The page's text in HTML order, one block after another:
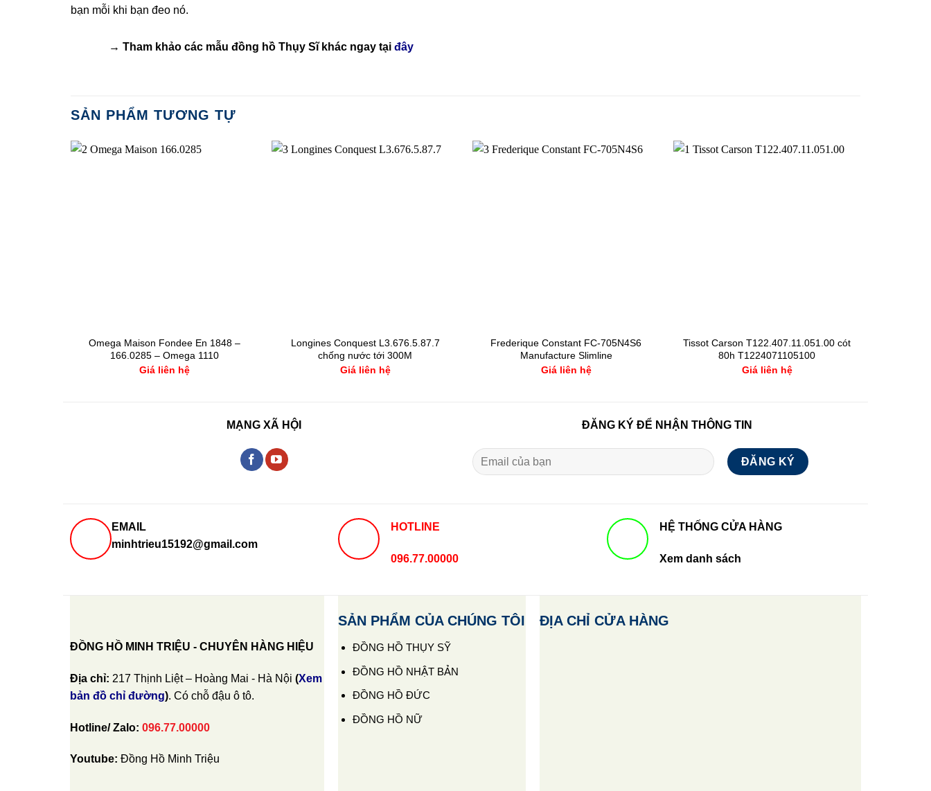
bạn mỗi khi bạn đeo nó.
→ Tham khảo các mẫu đồng hồ Thụy Sĩkhác ngay tại đây
SẢN PHẨM TƯƠNG TỰ
Omega Maison Fondee En 1848 –
166.0285 – Omega 1110
Giá liên hệ
Longines Conquest L3.676.5.87.7
chống nước tới 300M
Giá liên hệ
Frederique Constant FC-705N4S6
Manufacture Slimline
Giá liên hệ
Tissot Carson T122.407.11.051.00 cót
80h T1224071105100
Giá liên hệ
MẠNG XÃ HỘI ĐĂNG KÝ ĐỂ NHẬN THÔNG TIN
EMAIL
minhtrieu15192@gmail.com
HOTLINE
096.77.00000
HỆ THỐNG CỬA HÀNG
Xem danh sách
ĐỒNG HỒ MINH TRIỆU - CHUYÊN HÀNG HIỆU
Địa chỉ: 217 Thịnh Liệt – Hoàng Mai - Hà Nội (Xem
bản đồ chỉ đường). Có chỗ đậu ô tô.
Hotline/ Zalo: 096.77.00000
Youtube: Đồng Hồ Minh Triệu
SẢN PHẨM CỦA CHÚNG TÔI
ĐỒNG HỒ THỤY SỸ
ĐỒNG HỒ NHẬT BẢN
ĐỒNG HỒ ĐỨC
ĐỒNG HỒ NỮ
ĐỊA CHỈ CỬA HÀNG